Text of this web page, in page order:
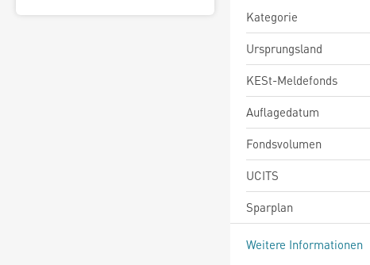
Kategorie
Ursprungsland
KESt-Meldefonds
Auflagedatum
Fondsvolumen
UCITS
Sparplan
Weitere Informationen